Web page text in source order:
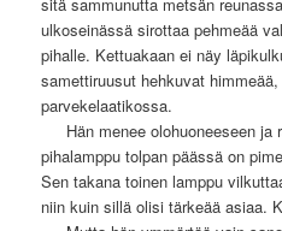
ulkoseinässä sirottaa pehmeää
pihalle. Kettuakaan ei näy
samettiruusut hehkuvat
parvekelaatikossa.
Hän menee olohuoneeseen
pihalamppu tolpan päässä on
Sen takana toinen lamppu
niin kuin sillä olisi tärkeää asiaa.